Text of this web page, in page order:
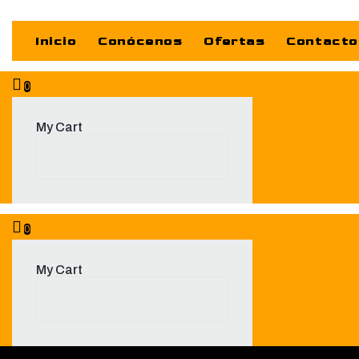
Inicio Conócenos Ofertas Contacto
0
My Cart
0
My Cart